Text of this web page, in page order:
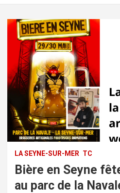
LA SEYNE-SUR-MER TC
Bière en Seyne
au parc de la